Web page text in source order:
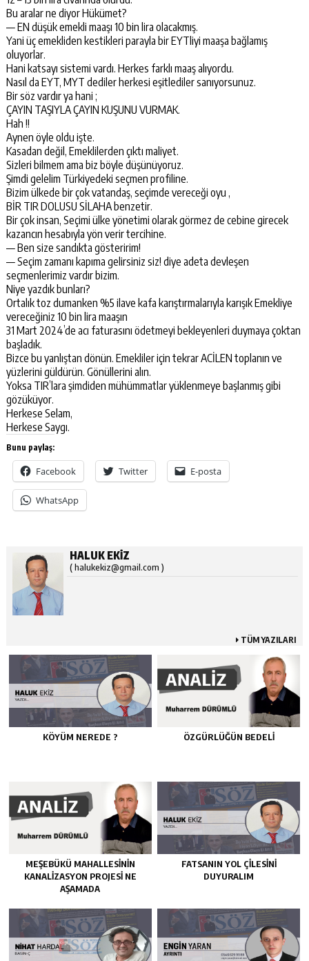
Bu aralar ne diyor Hükümet?
— EN düşük emekli maaşı 10 bin lira olacakmış.
Yani üç emekliden kestikleri parayla bir EYTliyi maaşa bağlamış
oluyorlar.
Hani katsayı sistemi vardı. Herkes farklı maaş alıyordu.
Nasıl da EYT, MYT dediler herkesi eşitlediler sanıyorsunuz.
Bir söz vardır ya hani ;
ÇAYIN TAŞIYLA ÇAYIN KUŞUNU VURMAK.
Hah !!
Aynen öyle oldu işte.
Kasadan değil, Emeklilerden çıktı maliyet.
Sizleri bilmem ama biz böyle düşünüyoruz.
Şimdi gelelim Türkiyedeki seçmen profiline.
Bizim ülkede bir çok vatandaş, seçimde vereceği oyu ,
BİR TIR DOLUSU SİLAHA benzetir.
Bir çok insan, Seçimi ülke yönetimi olarak görmez de cebine girecek
kazancın hesabıyla yön verir tercihine.
— Ben size sandıkta gösteririm!
— Seçim zamanı kapıma gelirsiniz siz! diye adeta devleşen
seçmenlerimiz vardır bizim.
Niye yazdık bunları?
Ortalık toz dumanken %5 ilave kafa karıştırmalarıyla karışık Emekliye
vereceğiniz 10 bin lira maaşın
31 Mart 2024’de acı faturasını ödetmeyi bekleyenleri duymaya çoktan
başladık.
Bizce bu yanlıştan dönün. Emekliler için tekrar ACİLEN toplanın ve
yüzlerini güldürün. Gönüllerini alın.
Yoksa TIR’lara şimdiden mühümmatlar yüklenmeye başlanmış gibi
gözüküyor.
Herkese Selam,
Herkese Saygı.
Bunu paylaş:
Facebook Twitter E-posta
WhatsApp
HALUK EKIZ
( halukekiz@gmail.com )
TÜM YAZILARI
KÖYÜM NEREDE ? ÖZGÜRLÜĞÜN BEDELİ
MEŞEBÜKÜ MAHALLESİNİN
KANALİZASYON PROJESİ NE
AŞAMADA
FATSANIN YOL ÇİLESİNİ
DUYURALIM